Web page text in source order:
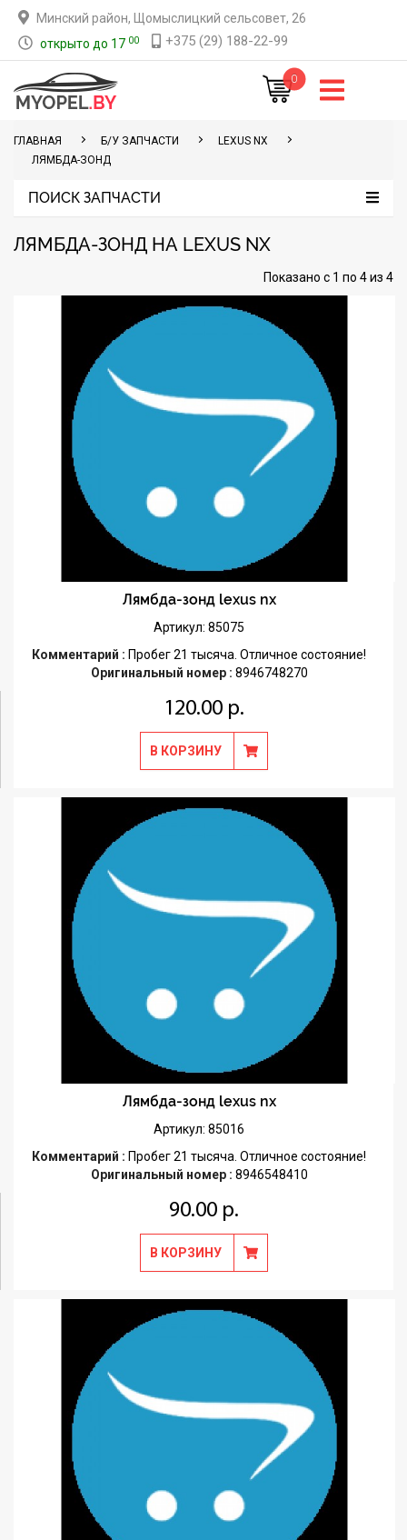
Минский район, Щомыслицкий сельсовет, 26
открыто до 17 00 +375 (29) 188-22-99
0
ГЛАВНАЯ Б/У ЗАПЧАСТИ
LEXUS NX
ЛЯМБДА-ЗОНД
ПОИСК ЗАПЧАСТИ
ЛЯМБДА-ЗОНД НА LEXUS NX
Показано с 1 по 4 из 4
Лямбда-зонд lexus nx
Артикул: 85075
Комментарий : Пробег 21 тысяча. Отличное состояние!
Оригинальный номер : 8946748270
120.00 р.
В КОРЗИНУ
Лямбда-зонд lexus nx
Артикул: 85016
Комментарий : Пробег 21 тысяча. Отличное состояние!
Оригинальный номер : 8946548410
90.00 р.
В КОРЗИНУ